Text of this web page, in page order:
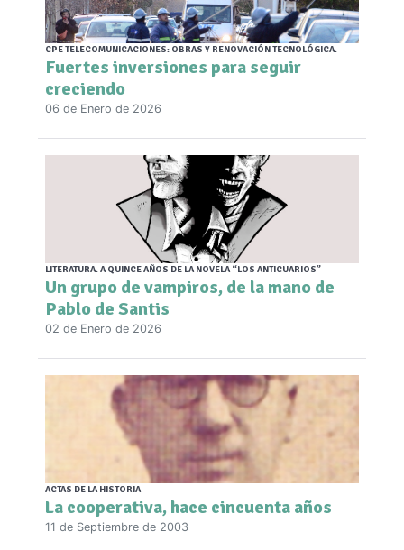
CPE TELECOMUNICACIONES: OBRAS Y RENOVACIÓN TECNOLÓGICA.
Fuertes inversiones para seguir
creciendo
06 de Enero de 2026
LITERATURA. A QUINCE AÑOS DE LA NOVELA “LOS ANTICUARIOS”
Un grupo de vampiros, de la mano de
Pablo de Santis
02 de Enero de 2026
ACTAS DE LA HISTORIA
La cooperativa, hace cincuenta años
11 de Septiembre de 2003